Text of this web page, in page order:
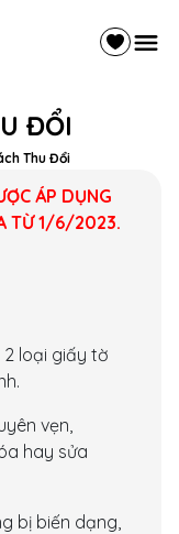
ĐỔI
Thu Đổi
ÁP DỤNG
TỪ 1/6/2023.
loại giấy tờ
vẹn,
hay sửa
bị biến dạng,